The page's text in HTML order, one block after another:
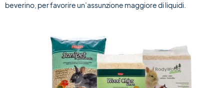
beverino, per favorire un’assunzione maggiore di liquidi.